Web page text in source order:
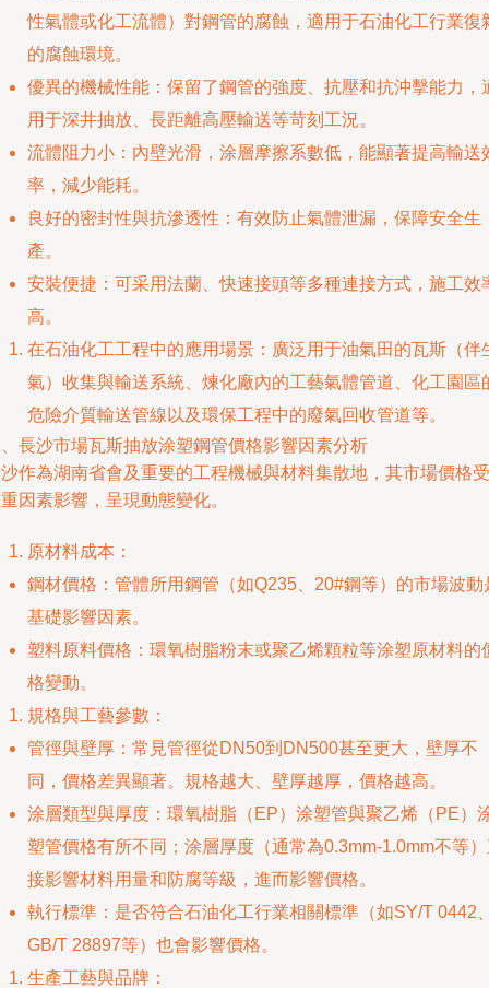
性氣體或化工流體）對鋼管的腐蝕，適用于石油化工行業復
的腐蝕環境。
優異的機械性能：保留了鋼管的強度、抗壓和抗沖擊能力，
用于深井抽放、長距離高壓輸送等苛刻工況。
流體阻力小：內壁光滑，涂層摩擦系數低，能顯著提高輸送
率，減少能耗。
良好的密封性與抗滲透性：有效防止氣體泄漏，保障安全生
產。
安裝便捷：可采用法蘭、快速接頭等多種連接方式，施工效
高。
在石油化工工程中的應用場景：廣泛用于油氣田的瓦斯（伴
氣）收集與輸送系統、煉化廠內的工藝氣體管道、化工園區
危險介質輸送管線以及環保工程中的廢氣回收管道等。
長沙市場瓦斯抽放涂塑鋼管價格影響因素分析
作為湖南省會及重要的工程機械與材料集散地，其市場價格受
因素影響，呈現動態變化。
原材料成本：
鋼材價格：管體所用鋼管（如Q235、20#鋼等）的市場波動
基礎影響因素。
塑料原料價格：環氧樹脂粉末或聚乙烯顆粒等涂塑原材料的
格變動。
規格與工藝參數：
管徑與壁厚：常見管徑從DN50到DN500甚至更大，壁厚不
同，價格差異顯著。規格越大、壁厚越厚，價格越高。
涂層類型與厚度：環氧樹脂（EP）涂塑管與聚乙烯（PE）
塑管價格有所不同；涂層厚度（通常為0.3mm-1.0mm不等
接影響材料用量和防腐等級，進而影響價格。
執行標準：是否符合石油化工行業相關標準（如SY/T 0442
GB/T 28897等）也會影響價格。
生產工藝與品牌：